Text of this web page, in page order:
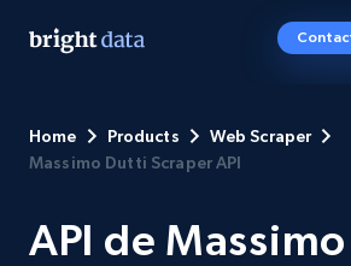
Home Products
Web Scraper
Massimo Dutti Scraper API
API de